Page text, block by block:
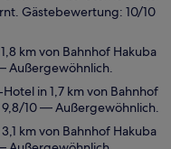
Gästebewertung: 10/10
km von Bahnhof Hakuba
Außergewöhnlich.
in 1,7 km von Bahnhof
10 — Außergewöhnlich.
km von Bahnhof Hakuba